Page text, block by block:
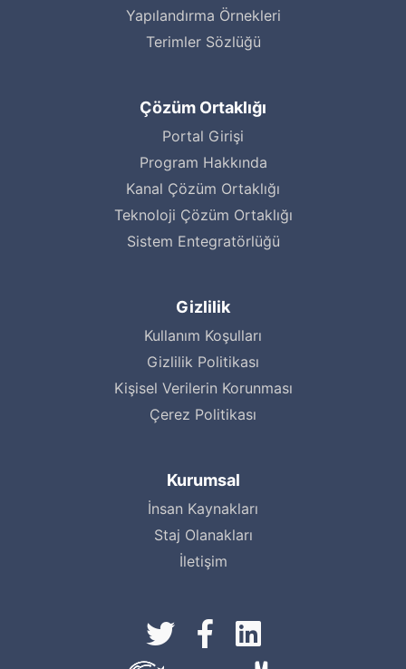
Yapılandırma Örnekleri
Terimler Sözlüğü
Çözüm Ortaklığı
Portal Girişi
Program Hakkında
Kanal Çözüm Ortaklığı
Teknoloji Çözüm Ortaklığı
Sistem Entegratörlüğü
Gizlilik
Kullanım Koşulları
Gizlilik Politikası
Kişisel Verilerin Korunması
Çerez Politikası
Kurumsal
İnsan Kaynakları
Staj Olanakları
İletişim